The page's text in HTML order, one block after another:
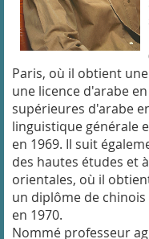
Paris, où il obtient
une licence d'arabe
supérieures d'arabe
linguistique générale
en 1969. Il suit
des hautes études et
orientales, où il
un diplôme de
en 1970.
Nommé professeur